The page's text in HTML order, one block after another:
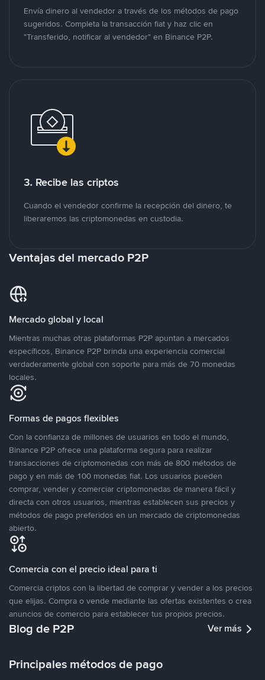
Envía dinero al vendedor a través de los métodos de pago
sugeridos. Completa la transacción fiat y haz clic en
"Transferido, notificar al vendedor" en Binance P2P.
3. Recibe las criptos
Cuando el vendedor confirme la recepción del dinero, te
liberaremos las criptomonedas en custodia.
Ventajas del mercado P2P
Mercado global y local
Mientras muchas otras plataformas P2P apuntan a mercados
específicos, Binance P2P brinda una experiencia comercial
verdaderamente global con soporte para más de 70 monedas
locales.
Formas de pagos flexibles
Con la confianza de millones de usuarios en todo el mundo,
Binance P2P ofrece una plataforma segura para realizar
transacciones de criptomonedas con más de 800 métodos de
pago y en más de 100 monedas fiat. Los usuarios pueden
comprar, vender y comerciar criptomonedas de manera fácil y
directa con otros usuarios, mientras establecen sus precios y
métodos de pago preferidos en un mercado de criptomonedas
abierto.
Comercia con el precio ideal para ti
Comercia criptos con la libertad de comprar y vender a los precios
que elijas. Compra o vende mediante las ofertas existentes o crea
anuncios de comercio para establecer tus propios precios.
Blog de P2P Ver más
Principales métodos de pago